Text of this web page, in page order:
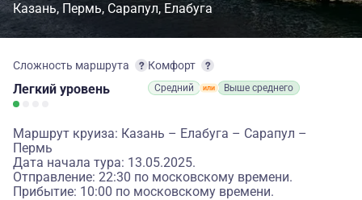
Казань Пермь Сарапул Елабуга
Сложность маршрута
Легкий уровень
Комфорт
Средний Выше среднего
Маршрут круиза: Казань – Елабуга – Сарапул –
Пермь
Дата начала тура: 13.05.2025.
Отправление: 22:30 по московскому времени.
Прибытие: 10:00 по московскому времени.